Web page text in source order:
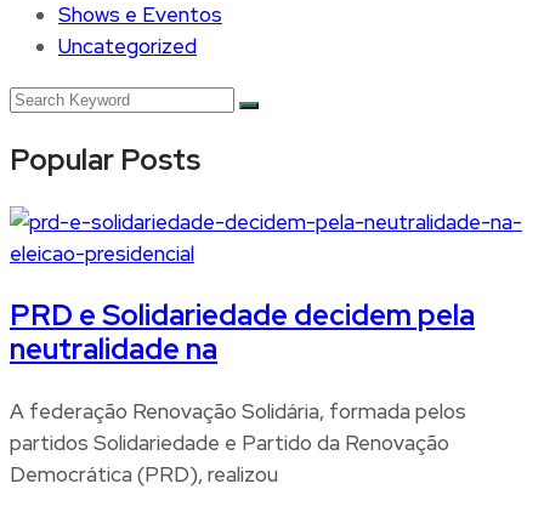
Shows e Eventos
Uncategorized
Popular Posts
PRD e Solidariedade decidem pela
neutralidade na
A federação Renovação Solidária, formada pelos
partidos Solidariedade e Partido da Renovação
Democrática (PRD), realizou